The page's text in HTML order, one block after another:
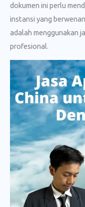
dokumen ini perlu
instansi yang
adalah menggunakan
profesional.